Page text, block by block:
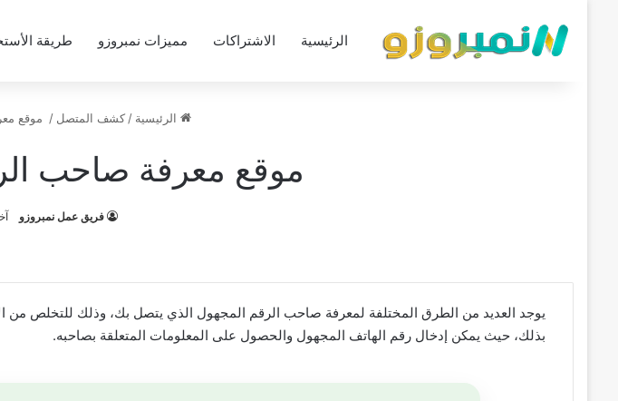
الرئيسية الاشتراكات مميزات نمبروزو طريقة
الرئيسية / كشف المتصل / موقع
موقع معرفة صاحب
فريق عمل نمبروزو
يوجد العديد من الطرق المختلفة لمعرفة صاحب الرقم المجهول الذي يتصل بك، وذلك للتخلص من
بذلك، حيث يمكن إدخال رقم الهاتف المجهول والحصول على المعلومات المتعلقة بصاحبه.